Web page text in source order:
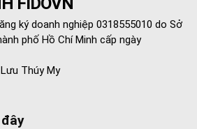
ký doanh nghiệp 0318555010 do Sở
phố Hồ Chí Minh cấp ngày
Thúy My